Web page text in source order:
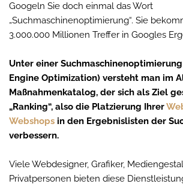
Googeln Sie doch einmal das Wort
„Suchmaschinenoptimierung“. Sie
3.000.000 Millionen Treffer in Googles
Unter einer Suchmaschinenoptimierung
Engine Optimization) versteht man im
Maßnahmenkatalog, der sich als Ziel
„Ranking“, also die Platzierung Ihrer
Webshops in den Ergebnislisten der
verbessern.
Viele Webdesigner, Grafiker,
Privatpersonen bieten diese